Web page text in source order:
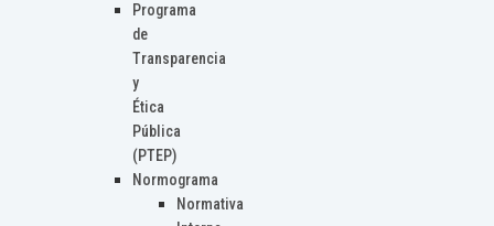
Programa
de
Transparencia
y
Ética
Pública
(PTEP)
Normograma
Normativa